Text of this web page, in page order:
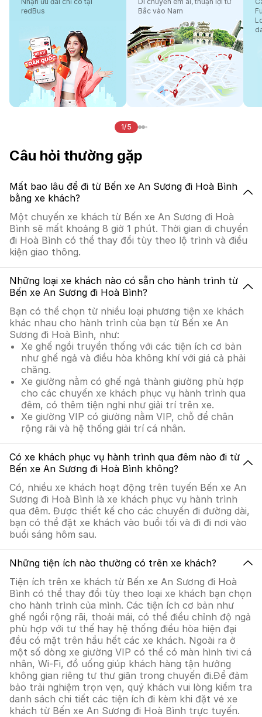
redBus
Bắc vào Nam
1/5
Câu hỏi thường gặp
Mất bao lâu để đi từ Bến xe An Sương đi Hoà Bình
bằng xe khách?
Một chuyến xe khách từ Bến xe An Sương đi Hoà
Bình sẽ mất khoảng 8 giờ 1 phút. Thời gian di chuyển
đi Hoà Bình có thể thay đổi tùy theo lộ trình và điều
kiện giao thông.
Những loại xe khách nào có sẵn cho hành trình từ
Bến xe An Sương đi Hoà Bình?
Bạn có thể chọn từ nhiều loại phương tiện xe khách
khác nhau cho hành trình của bạn từ Bến xe An
Sương đi Hoà Bình, như:
Xe ghế ngồi truyền thống với các tiện ích cơ bản
như ghế ngả và điều hòa không khí với giá cả phải
chăng.
Xe giường nằm có ghế ngả thành giường phù hợp
cho các chuyến xe khách phục vụ hành trình qua
đêm, có thêm tiện nghi như giải trí trên xe.
Xe giường VIP có giường nằm VIP, chỗ để chân
rộng rãi và hệ thống giải trí cá nhân.
Có xe khách phục vụ hành trình qua đêm nào đi từ
Bến xe An Sương đi Hoà Bình không?
Có, nhiều xe khách hoạt động trên tuyến Bến xe An
Sương đi Hoà Bình là xe khách phục vụ hành trình
qua đêm. Được thiết kế cho các chuyến đi đường dài,
bạn có thể đặt xe khách vào buổi tối và đi đi nơi vào
buổi sáng hôm sau.
Những tiện ích nào thường có trên xe khách?
Tiện ích trên xe khách từ Bến xe An Sương đi Hoà
Bình có thể thay đổi tùy theo loại xe khách bạn chọn
cho hành trình của mình. Các tiện ích cơ bản như
ghế ngồi rộng rãi, thoải mái, có thể điều chỉnh độ ngả
phù hợp với tư thế hay hệ thống điều hòa hiện đại
đều có mặt trên hầu hết các xe khách. Ngoài ra ở
một số dòng xe giường VIP có thể có màn hình tivi cá
nhân, Wi-Fi, đồ uống giúp khách hàng tận hưởng
không gian riêng tư thư giãn trong chuyến đi.Để đảm
bảo trải nghiệm trọn vẹn, quý khách vui lòng kiểm tra
danh sách chi tiết các tiện ích đi kèm khi đặt vé xe
khách từ Bến xe An Sương đi Hoà Bình trực tuyến.